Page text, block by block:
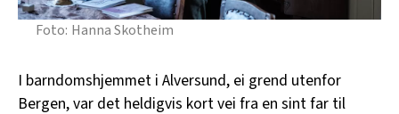
Hanna Skotheim
I barndomshjemmet i Alversund, ei grend utenfor
Bergen, var det heldigvis kort vei fra en sint far til